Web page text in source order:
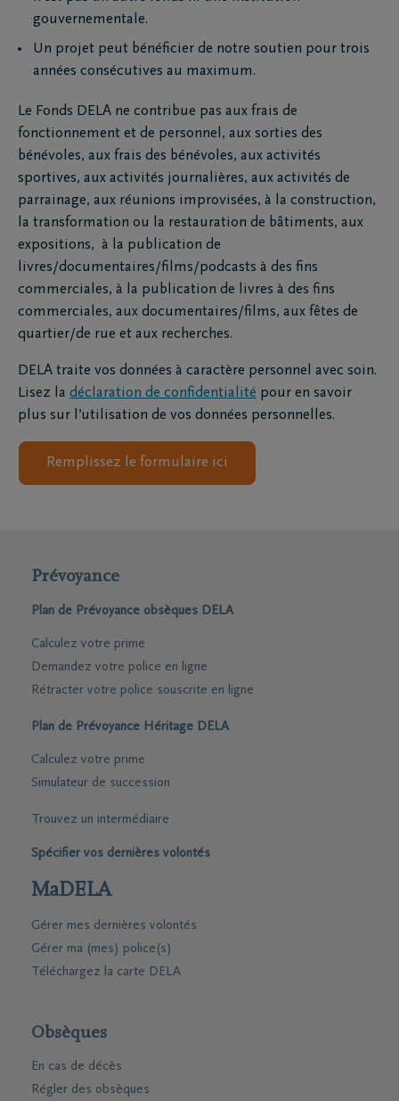
gouvernementale.
Un projet peut bénéficier de notre soutien pour trois
années consécutives au maximum.
Le Fonds DELA ne contribue pas aux frais de
fonctionnement et de personnel, aux sorties des
bénévoles, aux frais des bénévoles, aux activités
sportives, aux activités journalières, aux activités de
parrainage, aux réunions improvisées, à la construction,
la transformation ou la restauration de bâtiments, aux
expositions, à la publication de
livres/documentaires/films/podcasts à des fins
commerciales, à la publication de livres à des fins
commerciales, aux documentaires/films, aux fêtes de
quartier/de rue et aux recherches.
DELA traite vos données à caractère personnel avec soin.
Lisez la déclaration de confidentialité pour en savoir
plus sur l’utilisation de vos données personnelles.
Remplissez le formulaire ici
Prévoyance
Plan de Prévoyance obsèques DELA
Calculez votre prime
Demandez votre police en ligne
Rétracter votre police souscrite en ligne
Plan de Prévoyance Héritage DELA
Calculez votre prime
Simulateur de succession
Trouvez un intermédiaire
Spécifier vos dernières volontés
MaDELA
Gérer mes dernières volontés
Gérer ma (mes) police(s)
Téléchargez la carte DELA
Obsèques
En cas de décès
Régler des obsèques